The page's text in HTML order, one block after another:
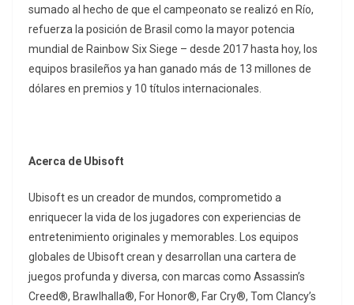
sumado al hecho de que el campeonato se realizó en Río,
refuerza la posición de Brasil como la mayor potencia
mundial de Rainbow Six Siege – desde 2017 hasta hoy, los
equipos brasileños ya han ganado más de 13 millones de
dólares en premios y 10 títulos internacionales.
Acerca de Ubisoft
Ubisoft es un creador de mundos, comprometido a
enriquecer la vida de los jugadores con experiencias de
entretenimiento originales y memorables. Los equipos
globales de Ubisoft crean y desarrollan una cartera de
juegos profunda y diversa, con marcas como Assassin’s
Creed®, Brawlhalla®, For Honor®, Far Cry®, Tom Clancy’s